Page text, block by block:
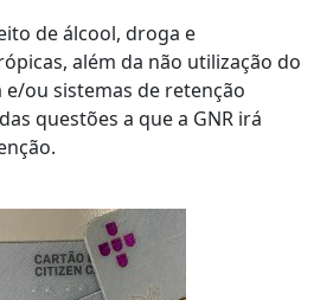
de álcool, droga e
além da não utilização do
ou sistemas de retenção
questões a que a GNR irá